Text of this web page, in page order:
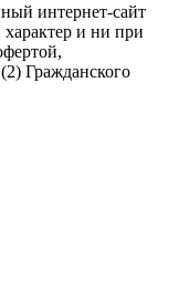
интернет-сайт
и ни при
Гражданского